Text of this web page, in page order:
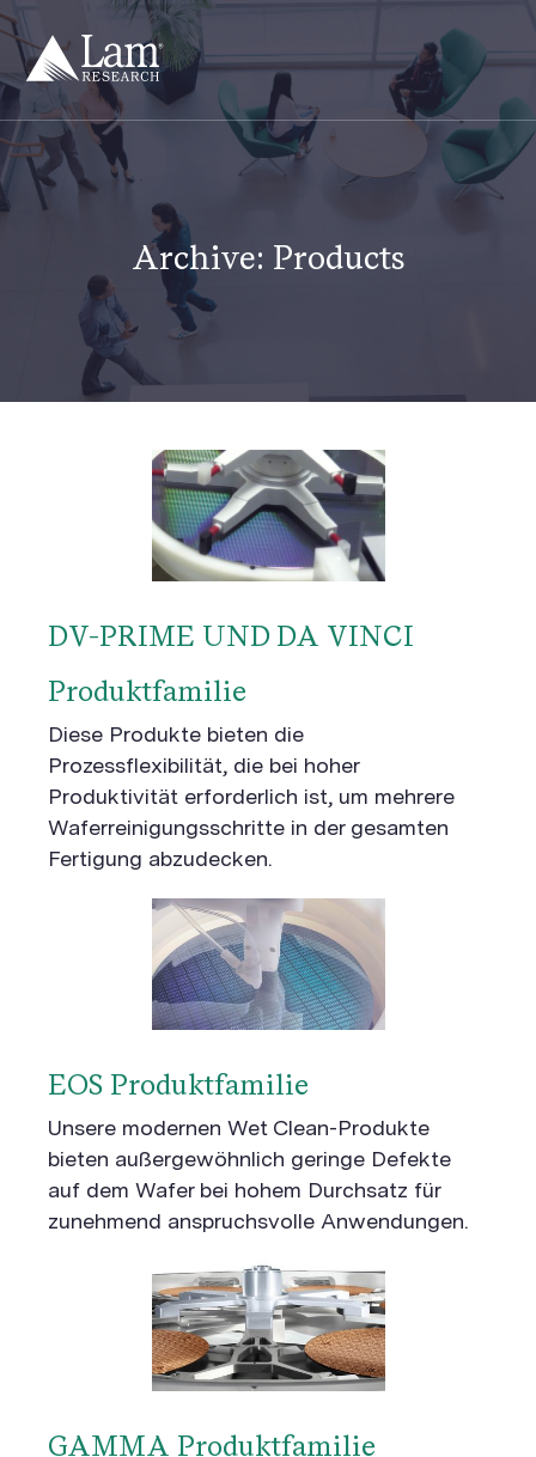
Zum
Inhalt
springen
Archive: Products
DV-PRIME UND DA VINCI
Produktfamilie
Diese Produkte bieten die
Prozessflexibilität, die bei hoher
Produktivität erforderlich ist, um mehrere
Waferreinigungsschritte in der gesamten
Fertigung abzudecken.
EOS Produktfamilie
Unsere modernen Wet Clean-Produkte
bieten außergewöhnlich geringe Defekte
auf dem Wafer bei hohem Durchsatz für
zunehmend anspruchsvolle Anwendungen.
GAMMA Produktfamilie